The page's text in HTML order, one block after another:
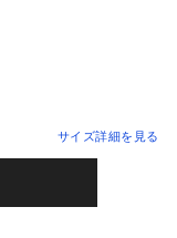
サイズ詳細を見る